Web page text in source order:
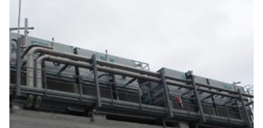
ETUDE FAISABILITÉ RÉCUPÉRATION
ENERGIE FATALE
Agro Alimentaire,Industrie